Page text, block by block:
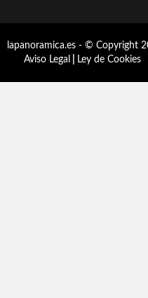
lapanoramica.es - © Copyright
Aviso Legal
Ley de Cookies